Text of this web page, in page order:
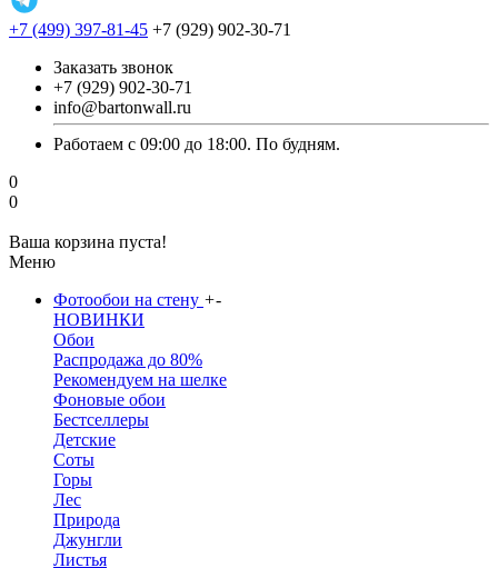
+7 (499) 397-81-45 +7 (929) 902-30-71
Заказать звонок
+7 (929) 902-30-71
info@bartonwall.ru
Работаем с 09:00 до 18:00. По будням.
0
0
Ваша корзина пуста!
Меню
Фотообои на стену +-
НОВИНКИ
Обои
Распродажа до 80%
Рекомендуем на шелке
Фоновые обои
Бестселлеры
Детские
Соты
Горы
Лес
Природа
Джунгли
Листья